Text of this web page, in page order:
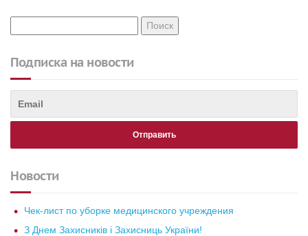
Подписка на новости
Новости
Чек-лист по уборке медицинского учреждения
З Днем Захисників і Захисниць України!